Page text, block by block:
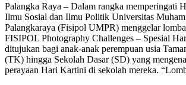
Palangka Raya – Dalam rangka memperingati
Ilmu Sosial dan Ilmu Politik Universitas
Palangkaraya (Fisipol UMPR) menggelar
FISIPOL Photography Challenges – Spesial
ditujukan bagi anak-anak perempuan usia
(TK) hingga Sekolah Dasar (SD) yang
perayaan Hari Kartini di sekolah mereka.